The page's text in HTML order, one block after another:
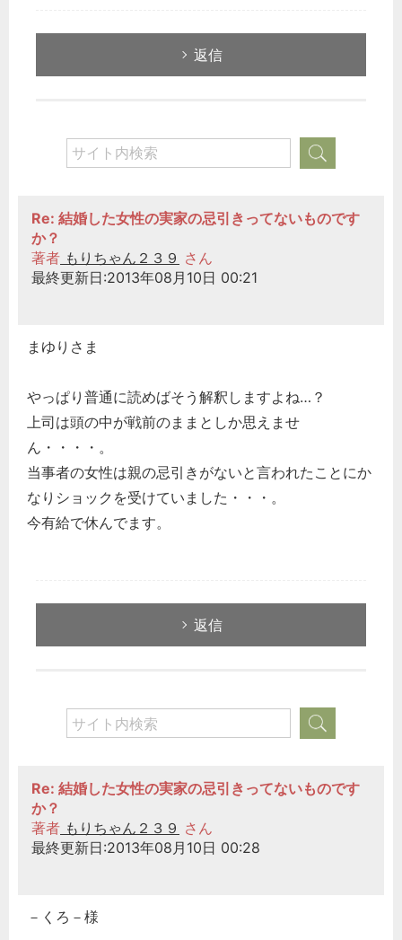
返信
Re: 結婚した女性の実家の忌引きってないものです
か？
著者 もりちゃん２３９ さん
最終更新日:2013年08月10日 00:21
まゆりさま
やっぱり普通に読めばそう解釈しますよね…？
上司は頭の中が戦前のままとしか思えませ
ん・・・・。
当事者の女性は親の忌引きがないと言われたことにか
なりショックを受けていました・・・。
今有給で休んでます。
返信
Re: 結婚した女性の実家の忌引きってないものです
か？
著者 もりちゃん２３９ さん
最終更新日:2013年08月10日 00:28
－くろ－様